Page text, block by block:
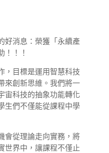
好消息：榮獲「永續產
！！！
，目標是運用智慧科技
來創新思維。我們將一
宙科技的抽象功能轉化
生們不僅能從課程中學
會從理論走向實務，將
世界中，讓課程不僅止